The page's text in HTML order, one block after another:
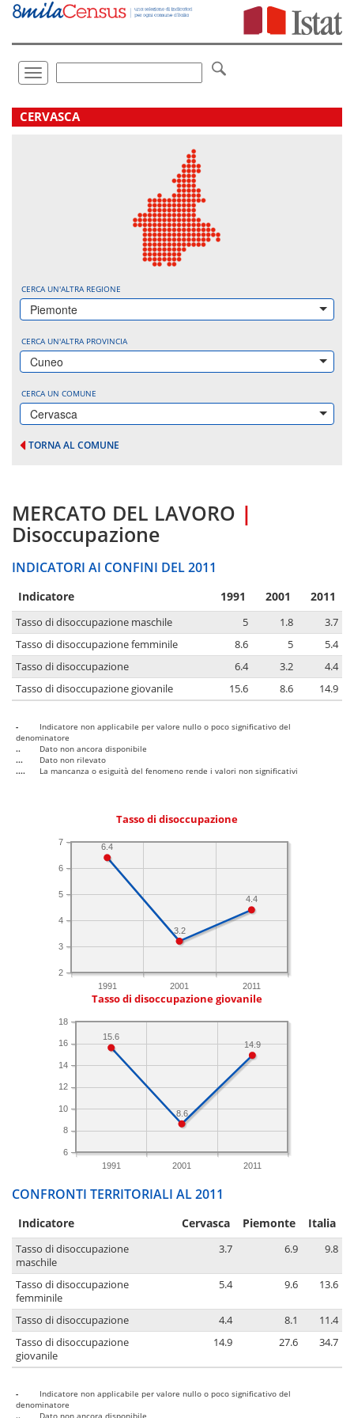
Vai
direttamente
Toggle
navigation
.
CERVASCA
CERCA UN'ALTRA REGIONE
Piemonte
CERCA UN'ALTRA PROVINCIA
Cuneo
CERCA UN COMUNE
Cervasca
TORNA AL COMUNE
MERCATO DEL LAVORO |
Disoccupazione
INDICATORI AI CONFINI DEL 2011
Indicatore 1991 2001 2011
Tasso di disoccupazione maschile 5 1.8
3.7
Tasso di disoccupazione femminile
8.6 5
5.4
Tasso di disoccupazione
6.4 3.2
4.4
Tasso di disoccupazione giovanile
15.6 8.6 14.9
-
Indicatore non applicabile per valore nullo o poco significativo del
denominatore
..
Dato non ancora disponibile
...
Dato non rilevato
....
La mancanza o esiguità del fenomeno rende i valori non significativi
Tasso di disoccupazione
1991 2001 2011
2
3
4
5
6
7
4.4
3.2
6.4
Tasso di disoccupazione giovanile
1991 2001 2011
6
8
10
12
14
16
18
14.9
8.6
15.6
CONFRONTI TERRITORIALI AL 2011
Indicatore Cervasca Piemonte Italia
Tasso di disoccupazione
maschile
3.7 6.9 9.8
Tasso di disoccupazione
femminile
5.4 9.6 13.6
Tasso di disoccupazione 4.4 8.1
11.4
Tasso di disoccupazione
giovanile
14.9 27.6 34.7
-
Indicatore non applicabile per valore nullo o poco significativo del
denominatore